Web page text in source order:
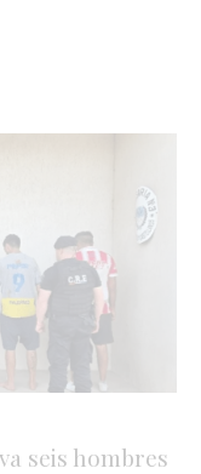
seis hombres